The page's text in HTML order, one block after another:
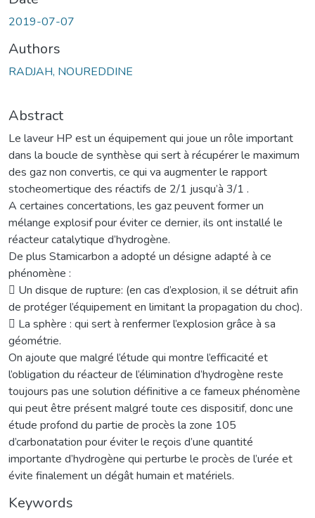
2019-07-07
Authors
RADJAH, NOUREDDINE
Abstract
Le laveur HP est un équipement qui joue un rôle important
dans la boucle de synthèse qui sert à récupérer le maximum
des gaz non convertis, ce qui va augmenter le rapport
stocheomertique des réactifs de 2/1 jusqu’à 3/1 .
A certaines concertations, les gaz peuvent former un
mélange explosif pour éviter ce dernier, ils ont installé le
réacteur catalytique d’hydrogène.
De plus Stamicarbon a adopté un désigne adapté à ce
phénomène :
 Un disque de rupture: (en cas d’explosion, il se détruit afin
de protéger l’équipement en limitant la propagation du choc).
 La sphère : qui sert à renfermer l’explosion grâce à sa
géométrie.
On ajoute que malgré l’étude qui montre l’efficacité et
l’obligation du réacteur de l’élimination d’hydrogène reste
toujours pas une solution définitive a ce fameux phénomène
qui peut être présent malgré toute ces dispositif, donc une
étude profond du partie de procès la zone 105
d’carbonatation pour éviter le reçois d’une quantité
importante d’hydrogène qui perturbe le procès de l’urée et
évite finalement un dégât humain et matériels.
Keywords